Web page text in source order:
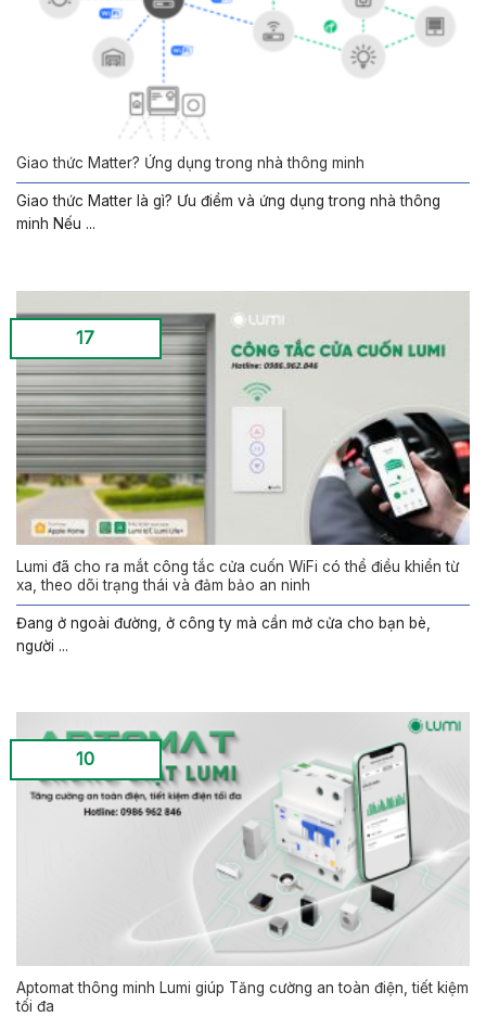
Giao thức Matter? Ứng dụng trong nhà thông minh
Giao thức Matter là gì? Ưu điểm và ứng dụng trong nhà thông
minh Nếu ...
Lumi đã cho ra mắt công tắc cửa cuốn WiFi có thể điều khiển từ
xa, theo dõi trạng thái và đảm bảo an ninh
Đang ở ngoài đường, ở công ty mà cần mở cửa cho bạn bè,
người ...
17
Aptomat thông minh Lumi giúp Tăng cường an toàn điện, tiết kiệm
tối đa
10